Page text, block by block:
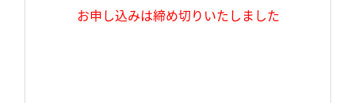
お申し込みは締め切りいたしました